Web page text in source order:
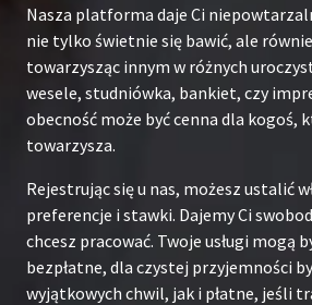
Nasza platforma daje Ci
nie tylko świetnie się bawić, ale
towarzysząc innym w różnych
wesele, studniówka, bankiet, czy
obecność może być cenna dla kogoś,
towarzysza.
Rejestrując się u nas, możesz ustalić
preferencje i stawki. Dajemy Ci
chcesz pracować. Twoje usługi mogą
bezpłatne, dla czystej przyjemności
wyjątkowych chwil, jak i płatne, jeśli